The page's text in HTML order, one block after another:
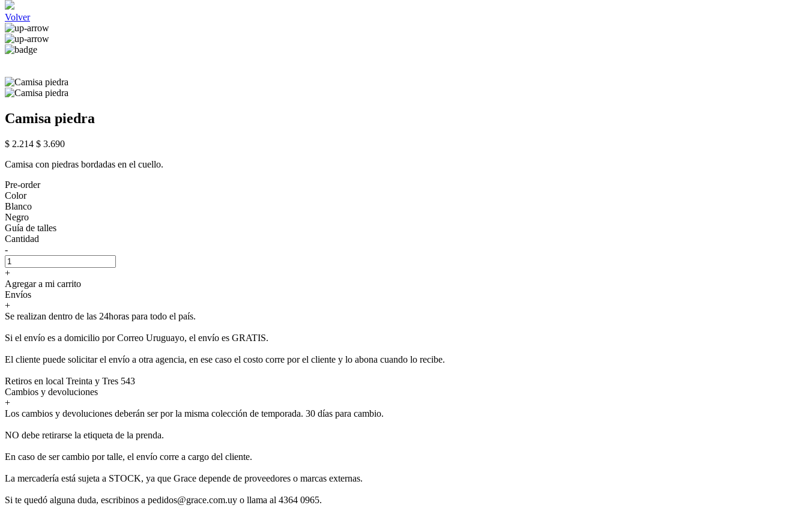
Volver
Camisa piedra
$ 2.214 $ 3.690
Camisa con piedras bordadas en el cuello.
Pre-order
Color
Blanco
Negro
Guía de talles
Cantidad
-
+
Agregar a mi carrito
Envíos
+
Se realizan dentro de las 24horas para todo el país.
Si el envío es a domicilio por Correo Uruguayo, el envío es GRATIS.
El cliente puede solicitar el envío a otra agencia, en ese caso el costo corre por el cliente y lo abona cuando lo recibe.
Retiros en local Treinta y Tres 543
Cambios y devoluciones
+
Los cambios y devoluciones deberán ser por la misma colección de temporada. 30 días para cambio.
NO debe retirarse la etiqueta de la prenda.
En caso de ser cambio por talle, el envío corre a cargo del cliente.
La mercadería está sujeta a STOCK, ya que Grace depende de proveedores o marcas externas.
Si te quedó alguna duda, escribinos a pedidos@grace.com.uy o llama al 4364 0965.